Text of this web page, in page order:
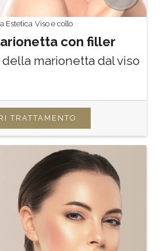
Estetica Viso e collo
con filler
marionetta dal viso
TRATTAMENTO